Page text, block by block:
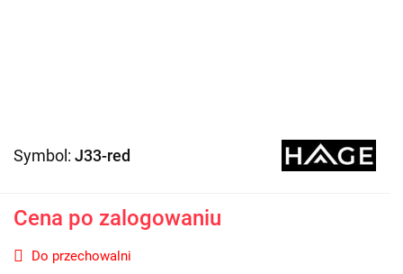
Symbol: J33-red
Cena po zalogowaniu
Do przechowalni